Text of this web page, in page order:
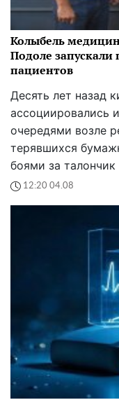
Колыбель
Подоле
пациентов
Десять лет назад
ассоциировались
очередями возле
терявшихся
боями за талончик
12:20 04.08